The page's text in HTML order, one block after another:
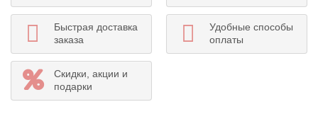
Быстрая доставка
заказа
Удобные способы
оплаты
Скидки, акции и
подарки